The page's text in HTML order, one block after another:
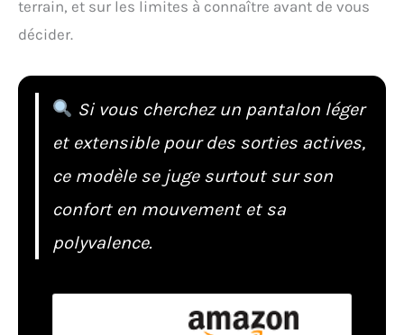
terrain, et sur les limites à connaître avant de vous
décider.
Si vous cherchez un pantalon léger
et extensible pour des sorties actives,
ce modèle se juge surtout sur son
confort en mouvement et sa
polyvalence.